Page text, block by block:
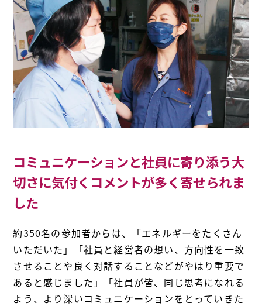
コミュニケーションと社員に寄り添う大
切さに気付くコメントが多く寄せられま
した
約350名の参加者からは、「エネルギーをたくさん
いただいた」「社員と経営者の想い、方向性を一致
させることや良く対話することなどがやはり重要で
あると感じました」「社員が皆、同じ思考になれる
よう、より深いコミュニケーションをとっていきた